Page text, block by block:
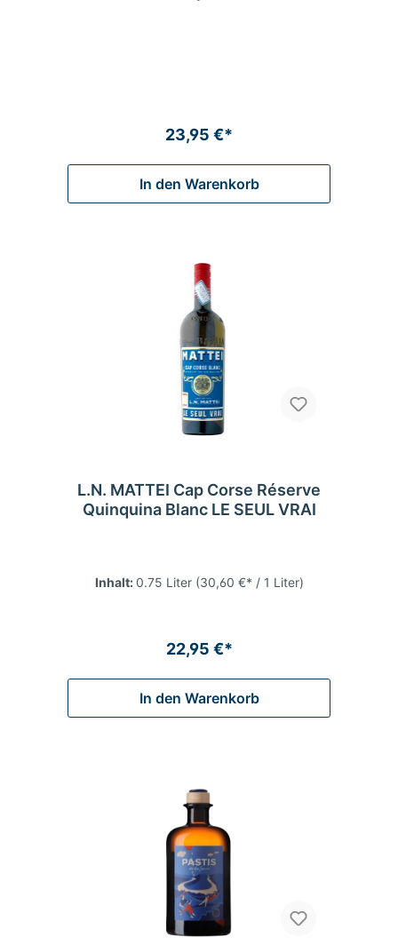
23,95 €*
In den Warenkorb
L.N. MATTEI Cap Corse Réserve
Quinquina Blanc LE SEUL VRAI
Inhalt: 0.75 Liter (30,60 €* / 1 Liter)
22,95 €*
In den Warenkorb